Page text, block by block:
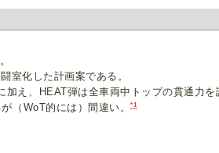
。
室化した計画案である。
え、HEAT弾は全車両中トップの貫通力を
（WoT的には）間違い。*1